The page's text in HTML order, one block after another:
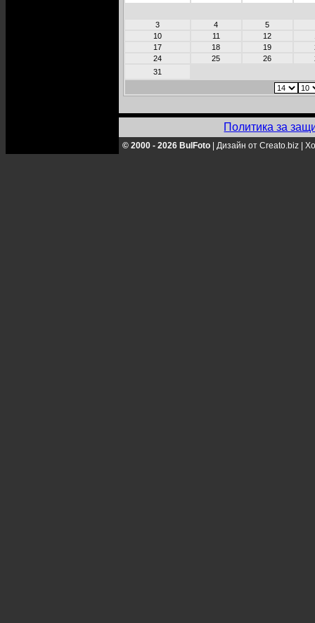
3 4
5
10
11 12
17
18 19
24
25 26
31
Политика за
© 2000 - 2026 BulFoto Дизайн от Creato.biz